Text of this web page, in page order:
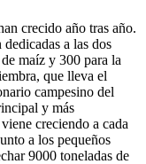
crecido año tras año.
a las dos
maíz y 300 para la
que lleva el
campesino del
y más
creciendo a cada
a los pequeños
9000 toneladas de